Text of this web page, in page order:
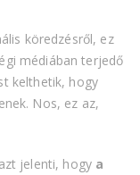
köredzésről, ez
médiában terjedő
kelthetik, hogy
Nos, ez az,
jelenti, hogy a